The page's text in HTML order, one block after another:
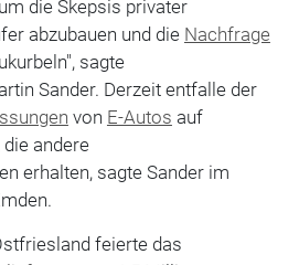
die Skepsis privater
abzubauen und die Nachfrage
sagte
Sander. Derzeit entfalle der
von E-Autos auf
andere
erhalten, sagte Sander im
feierte das